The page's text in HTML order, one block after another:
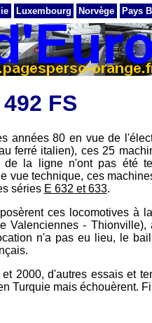
Luxembourg Norvège Pays
FS
années 80 en vue de
ferré italien), ces 25
de la ligne n'ont pas été
vue technique, ces
séries E 632 et 633.
ces locomotives à
Valenciennes -
n'a pas eu lieu, le
2000, d'autres essais et
Turquie mais échouèrent.